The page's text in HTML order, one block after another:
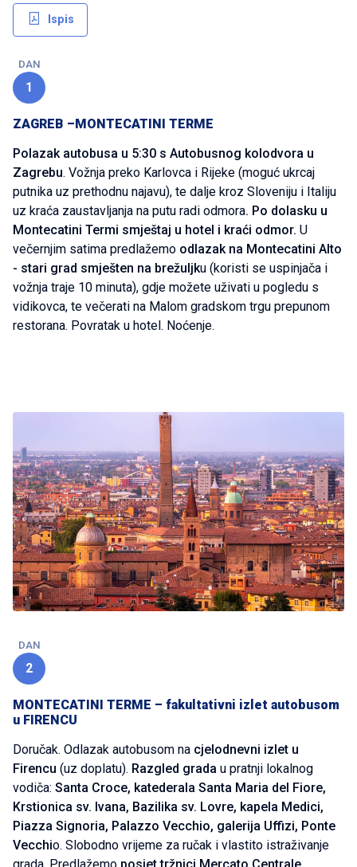
Ispis
DAN
1
ZAGREB –MONTECATINI TERME
Polazak autobusa u 5:30 s Autobusnog kolodvora u
Zagrebu. Vožnja preko Karlovca i Rijeke (moguć ukrcaj
putnika uz prethodnu najavu), te dalje kroz Sloveniju i Italiju
uz kraća zaustavljanja na putu radi odmora. Po dolasku u
Montecatini Termi smještaj u hotel i kraći odmor. U
večernjim satima predlažemo odlazak na Montecatini Alto
- stari grad smješten na brežuljku (koristi se uspinjača i
vožnja traje 10 minuta), gdje možete uživati u pogledu s
vidikovca, te večerati na Malom gradskom trgu prepunom
restorana. Povratak u hotel. Noćenje.
DAN
2
MONTECATINI TERME – fakultativni izlet autobusom
u FIRENCU
Doručak. Odlazak autobusom na cjelodnevni izlet u
Firencu (uz doplatu). Razgled grada u pratnji lokalnog
vodiča: Santa Croce, katederala Santa Maria del Fiore,
Krstionica sv. Ivana, Bazilika sv. Lovre, kapela Medici,
Piazza Signoria, Palazzo Vecchio, galerija Uffizi, Ponte
Vecchio. Slobodno vrijeme za ručak i vlastito istraživanje
grada. Predlažemo posjet tržnici Mercato Centrale,